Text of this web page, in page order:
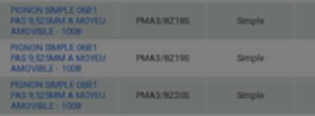
PIGNON SIMPLE 06B1
PAS 9,525MM A MOYEU
AMOVIBLE - 1008
PMA3/8Z18S Simple
PIGNON SIMPLE 06B1
PAS 9,525MM A MOYEU
AMOVIBLE - 1008
PMA3/8Z19S Simple
PIGNON SIMPLE 06B1
PAS 9,525MM A MOYEU
AMOVIBLE - 1008
PMA3/8Z20S Simple